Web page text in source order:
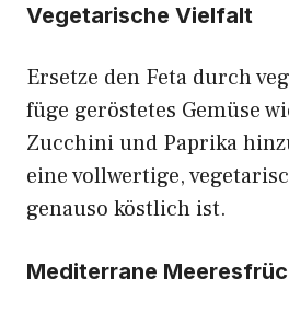
Vegetarische Vielfalt
Ersetze den Feta durch
füge geröstetes Gemüse
Zucchini und Paprika
eine vollwertige,
genauso köstlich ist.
Mediterrane